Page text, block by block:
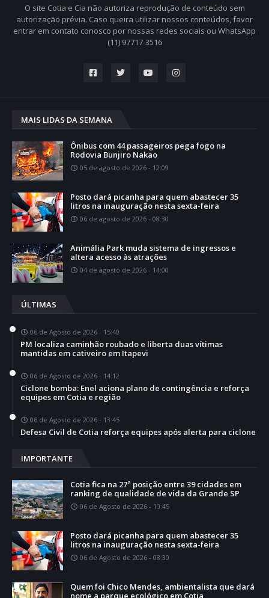
O site Cotia e Cia não autoriza reprodução de conteúdo sem
autorização prévia. Caso queira utilizar nossos conteúdos, favor
entrar em contato conosco por nossas redes sociais ou WhatsApp
(11) 97717-3516
MAIS LIDAS DA SEMANA
Ônibus com 44 passageiros pega fogo na
Rodovia Bunjiro Nakao
05 de agosto de 2026 - 12:09
Posto dará picanha para quem abastecer 35
litros na inauguração nesta sexta-feira
06 de agosto de 2026 - 08:30
Animália Park muda sistema de ingressos e
altera acesso às atrações
04 de agosto de 2026 - 14:00
ÚLTIMAS
06 de Agosto de 2026 - 15:40
PM localiza caminhão roubado e liberta duas vítimas
mantidas em cativeiro em Itapevi
06 de Agosto de 2026 - 14:12
Ciclone bomba: Enel aciona plano de contingência e reforça
equipes em Cotia e região
06 de Agosto de 2026 - 13:45
Defesa Civil de Cotia reforça equipes após alerta para ciclone
IMPORTANTE
Cotia fica na 27ª posição entre 39 cidades em
ranking de qualidade de vida da Grande SP
06 de Agosto de 2026 - 10:45
Posto dará picanha para quem abastecer 35
litros na inauguração nesta sexta-feira
06 de Agosto de 2026 - 08:30
Quem foi Chico Mendes, ambientalista que dará
nome a parque ecológico em Cotia